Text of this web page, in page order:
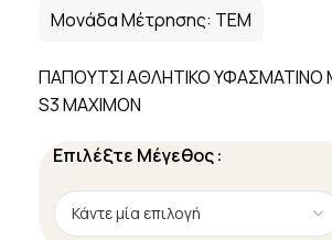
Μονάδα Μέτρησης: ΤΕΜ
ΠΑΠΟΥΤΣΙ ΑΘΛΗΤΙΚΟ ΥΦΑΣΜΑΤΙΝΟ
S3 MAXIMON
Επιλέξτε Μέγεθος